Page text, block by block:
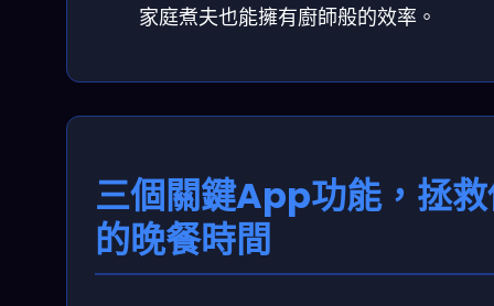
家庭煮夫也能擁有廚師般的效率。
三個關鍵App功能，拯
的晚餐時間